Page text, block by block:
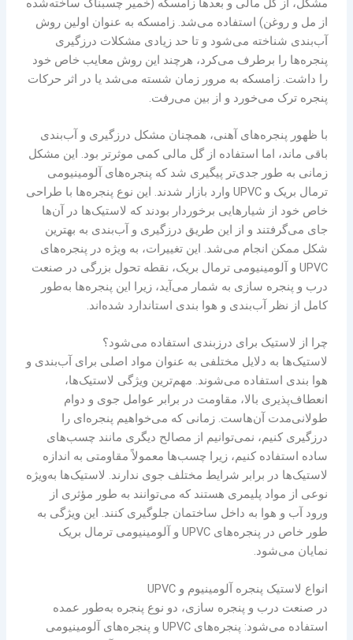
از مل و روغن) استفاده می‌شد. زامسکه به عنوان اولین روش
آب‌بندی شناخته می‌شود و تا حد زیادی مشکلات درزگیری
پنجره‌ها را برطرف می‌کرد، هرچند این روش معایب خاص خود
را داشت. زامسکه به مرور زمان شسته می‌شد یا در اثر حرکات
پنجره ترک می‌خورد و از بین می‌رفت.
با ظهور پنجره‌های آهنی، همچنان مشکل درزگیری و آب‌بندی
باقی ماند، اما استفاده از گل مالی کمی موثرتر بود. این مشکل
زمانی به طور جدی‌تر پیگیری شد که پنجره‌های آلومینیومی
ترمال بریک و UPVC وارد بازار شدند. این نوع پنجره‌ها با طراحی
خاص خود از شیارهایی برخوردار بودند که لاستیک‌ها در آن‌ها
جای می‌گرفتند و از این طریق درزگیری و آب‌بندی به بهترین
شکل ممکن انجام می‌شد. این تغییرات، به ویژه در پنجره‌های
UPVC و آلومینیومی ترمال بریک، نقطه تحول بزرگی در صنعت
درب و پنجره سازی به شمار می‌آید، زیرا این پنجره‌ها به‌طور
کامل از نظر آب‌بندی و هوا بندی استاندارد شده‌اند.
چرا از لاستیک برای درزبندی استفاده می‌شود؟
لاستیک‌ها به دلایل مختلفی به عنوان مواد اصلی برای آب‌بندی و
هوا بندی استفاده می‌شوند. مهم‌ترین ویژگی لاستیک‌ها،
انعطاف‌پذیری بالا، مقاومت در برابر عوامل جوی و دوام
طولانی‌مدت آن‌هاست. زمانی که می‌خواهیم پنجره‌ای را
درزگیری کنیم، نمی‌توانیم از مصالح دیگری مانند چسب‌های
ساده استفاده کنیم، زیرا چسب‌ها معمولاً مقاومتی به اندازه
لاستیک‌ها در برابر شرایط مختلف جوی ندارند. لاستیک‌ها به‌ویژه
نوعی از مواد پلیمری هستند که می‌توانند به طور مؤثری از
ورود آب و هوا به داخل ساختمان جلوگیری کنند. این ویژگی به
طور خاص در پنجره‌های UPVC و آلومینیومی ترمال بریک
نمایان می‌شود.
انواع لاستیک پنجره آلومینیوم و UPVC
در صنعت درب و پنجره سازی، دو نوع پنجره به‌طور عمده
استفاده می‌شود: پنجره‌های UPVC و پنجره‌های آلومینیومی